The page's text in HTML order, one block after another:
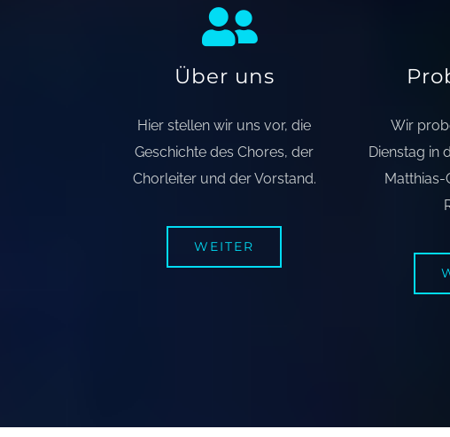
Über uns
Hier stellen wir uns vor, die
Geschichte des Chores, der
Chorleiter und der Vorstand.
WEITER
Wir
Dienstag in
Matthias-